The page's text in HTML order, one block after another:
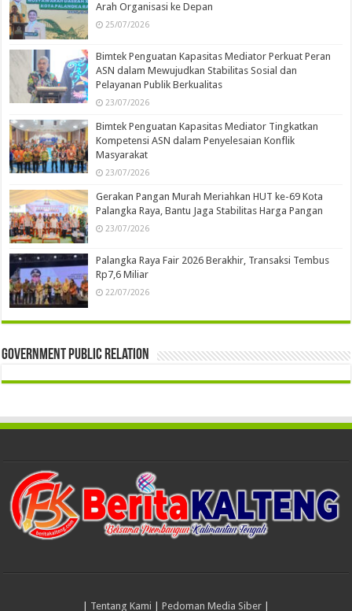
Arah Organisasi ke Depan
25/07/2026
Bimtek Penguatan Kapasitas Mediator Perkuat Peran
ASN dalam Mewujudkan Stabilitas Sosial dan
Pelayanan Publik Berkualitas
23/07/2026
Bimtek Penguatan Kapasitas Mediator Tingkatkan
Kompetensi ASN dalam Penyelesaian Konflik
Masyarakat
23/07/2026
Gerakan Pangan Murah Meriahkan HUT ke-69 Kota
Palangka Raya, Bantu Jaga Stabilitas Harga Pangan
23/07/2026
Palangka Raya Fair 2026 Berakhir, Transaksi Tembus
Rp7,6 Miliar
22/07/2026
Government Public Relation
Tentang Kami Pedoman Media Siber